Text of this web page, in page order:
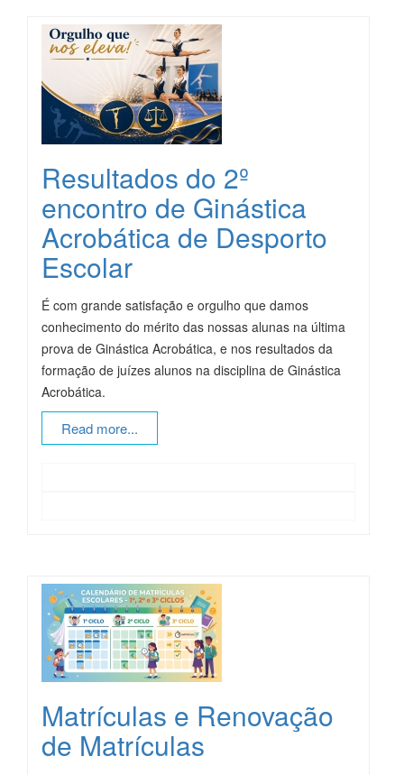
Resultados do 2º
encontro de Ginástica
Acrobática de Desporto
Escolar
É com grande satisfação e orgulho que damos
conhecimento do mérito das nossas alunas na última
prova de Ginástica Acrobática, e nos resultados da
formação de juízes alunos na disciplina de Ginástica
Acrobática.
Read more...
Matrículas e Renovação
de Matrículas